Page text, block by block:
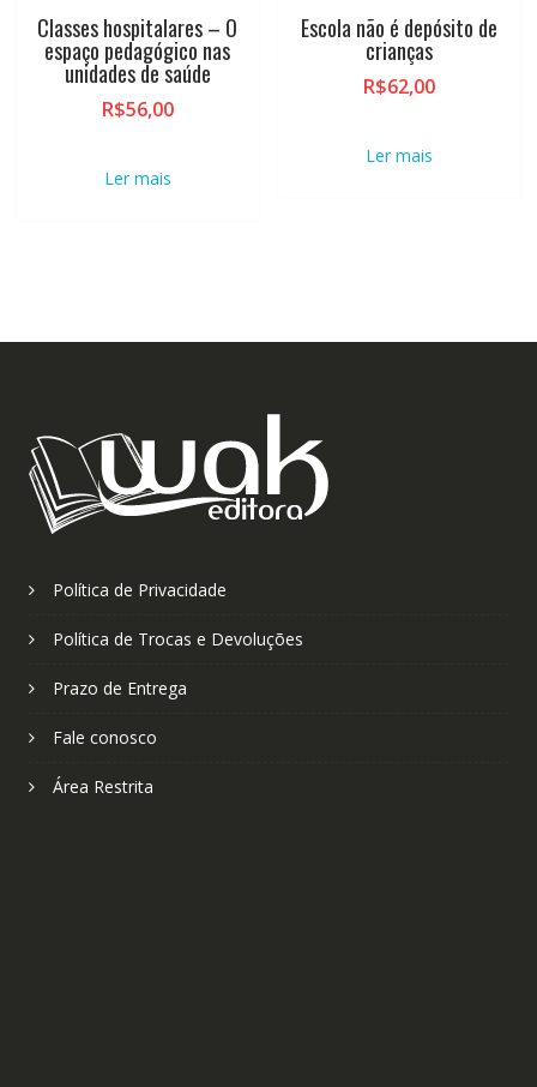
Classes hospitalares – O
espaço pedagógico nas
unidades de saúde
R$56,00
Ler mais
Escola não é depósito de
crianças
R$62,00
Ler mais
Política de Privacidade
Política de Trocas e Devoluções
Prazo de Entrega
Fale conosco
Área Restrita